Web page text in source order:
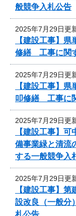
般競争入札公告
2025年7月29日更
【建設工事】
修繕 工事に関
2025年7月29日更
【建設工事】
叩修繕 工事に
2025年7月29日更
【建設工事】
備事業緑と清流
する一般競争入
2025年7月29日更
【建設工事】
設改良（一般分
札公告